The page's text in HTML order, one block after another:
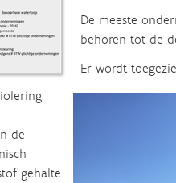
De meeste
behoren tot de
Er wordt
de
gehalte